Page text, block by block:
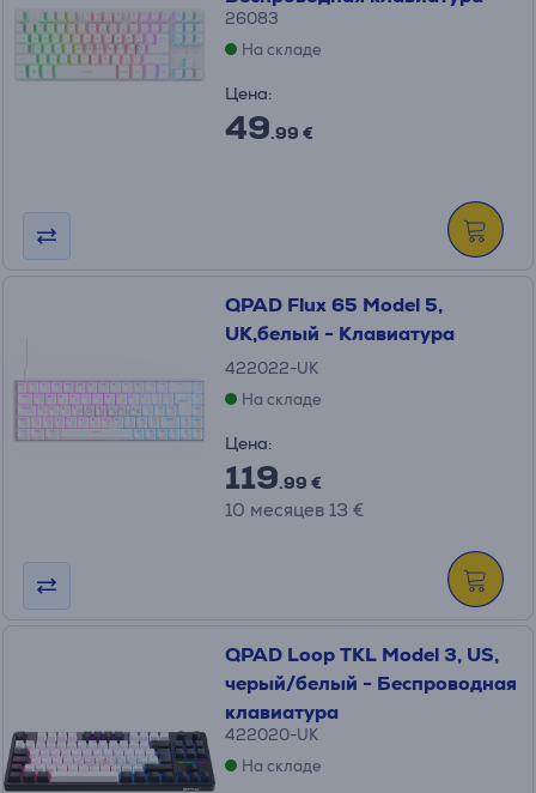
26083
На складе
Цена:
49.99 €
QPAD Flux 65 Model 5,
UK,белый - Клавиатура
422022-UK
На складе
Цена:
119.99 €
10 месяцев 13 €
QPAD Loop TKL Model 3, US,
черый/белый - Беспроводная
клавиатура
422020-UK
На складе